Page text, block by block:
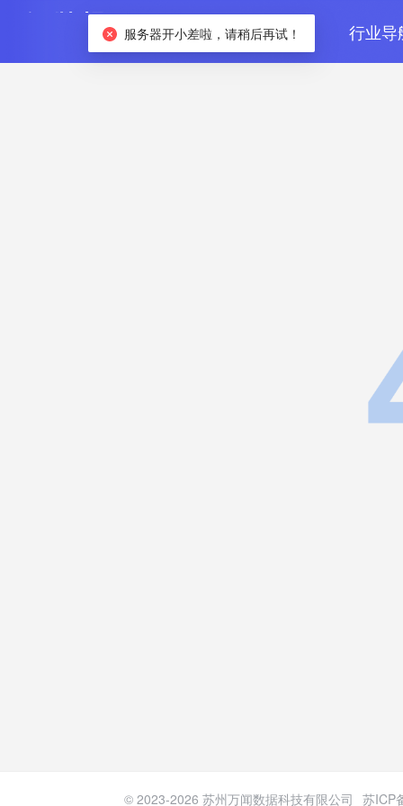
首页 数据检索 行业导
© 2023-2026 苏州万闻数据科技有限公司 苏ICP
服务器开小差啦，请稍后再试！